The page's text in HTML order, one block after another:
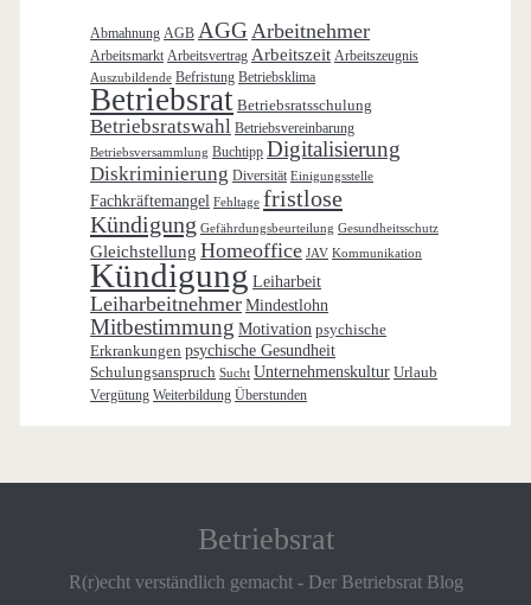
Abmahnung AGB AGG Arbeitnehmer
Arbeitsmarkt Arbeitsvertrag Arbeitszeit Arbeitszeugnis
Auszubildende Befristung Betriebsklima
Betriebsrat Betriebsratsschulung
Betriebsratswahl Betriebsvereinbarung
Betriebsversammlung Buchtipp Digitalisierung
Diskriminierung Diversität Einigungsstelle
Fachkräftemangel Fehltage fristlose
Kündigung Gefährdungsbeurteilung Gesundheitsschutz
Gleichstellung Homeoffice JAV Kommunikation
Kündigung Leiharbeit
Leiharbeitnehmer Mindestlohn
Mitbestimmung Motivation psychische
Erkrankungen psychische Gesundheit
Schulungsanspruch Sucht Unternehmenskultur Urlaub
Vergütung Weiterbildung Überstunden
Betriebsrat
R(r)echt verständlich gemacht - Der Betriebsrat Blog